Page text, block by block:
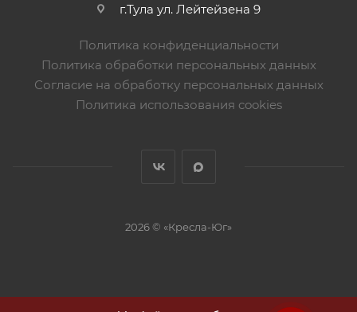
г.Тула ул. Лейтейзена 9
Политика конфиденциальности
Политика обработки персональных данных
Согласие на обработку персональных данных
Политика использования cookies
2026 © «Кресла-Юг»